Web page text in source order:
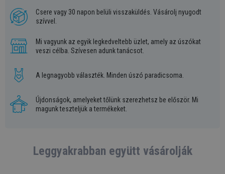
Csere vagy 30 napon belüli visszaküldés. Vásárolj nyugodt
szívvel.
Mi vagyunk az egyik legkedveltebb üzlet, amely az úszókat
veszi célba. Szívesen adunk tanácsot.
A legnagyobb választék. Minden úszó paradicsoma.
Újdonságok, amelyeket tőlünk szerezhetsz be először. Mi
magunk teszteljük a termékeket.
Leggyakrabban együtt vásárolják